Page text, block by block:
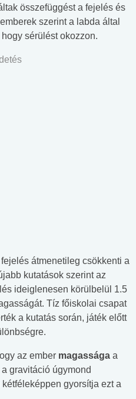
összefüggést a fejelés és
szerint a labda által
sérülést okozzon.
átmenetileg csökkenti a
kutatások szerint az
ideiglenesen körülbelül 1.5
Tíz főiskolai csapat
a kutatás során, játék előtt
az ember magassága a
gravitáció úgymond
gyorsítja ezt a